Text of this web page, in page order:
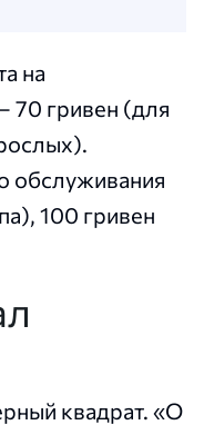
на
70 гривен (для
обслуживания
100 гривен
квадрат. «О